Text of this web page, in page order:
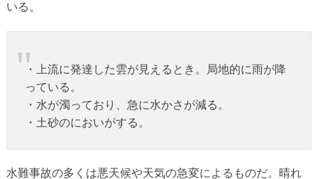
いる。
・上流に発達した雲が見えるとき。局地的に雨が降
っている。
・水が濁っており、急に水かさが減る。
・土砂のにおいがする。
水難事故の多くは悪天候や天気の急変によるものだ。晴れ